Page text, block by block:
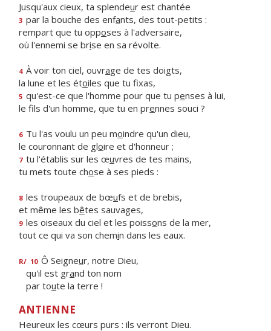
Jusqu'aux cieux, ta splendeur est chantée
3 par la bouche des enfants, des tout-petits :
rempart que tu opposes à l'adversaire,
où l'ennemi se brise en sa révolte.
4 À voir ton ciel, ouvrage de tes doigts,
la lune et les étoiles que tu fixas,
5 qu'est-ce que l'homme pour que tu penses à lui,
le fils d'un homme, que tu en prennes souci ?
6 Tu l'as voulu un peu moindre qu'un dieu,
le couronnant de gloire et d'honneur ;
7 tu l'établis sur les œuvres de tes mains,
tu mets toute chose à ses pieds :
8 les troupeaux de bœufs et de brebis,
et même les bêtes sauvages,
9 les oiseaux du ciel et les poissons de la mer,
tout ce qui va son chemin dans les eaux.
R/ 10 Ô Seigneur, notre Dieu,
qu'il est grand ton nom
par toute la terre !
ANTIENNE
Heureux les cœurs purs : ils verront Dieu.